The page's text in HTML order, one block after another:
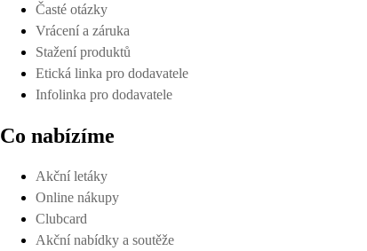
Časté otázky
Vrácení a záruka
Stažení produktů
Etická linka pro dodavatele
Infolinka pro dodavatele
Co nabízíme
Akční letáky
Online nákupy
Clubcard
Akční nabídky a soutěže